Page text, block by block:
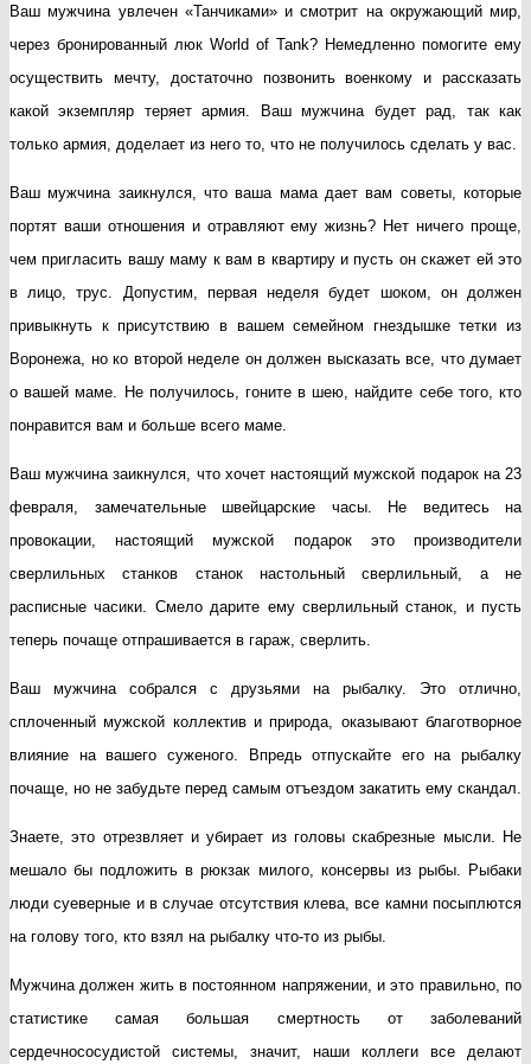
Ваш мужчина увлечен «Танчиками» и смотрит на окружающий мир,
через бронированный люк World of Tank? Немедленно помогите ему
осуществить мечту, достаточно позвонить военкому и рассказать
какой экземпляр теряет армия. Ваш мужчина будет рад, так как
только армия, доделает из него то, что не получилось сделать у вас.
Ваш мужчина заикнулся, что ваша мама дает вам советы, которые
портят ваши отношения и отравляют ему жизнь? Нет ничего проще,
чем пригласить вашу маму к вам в квартиру и пусть он скажет ей это
в лицо, трус. Допустим, первая неделя будет шоком, он должен
привыкнуть к присутствию в вашем семейном гнездышке тетки из
Воронежа, но ко второй неделе он должен высказать все, что думает
о вашей маме. Не получилось, гоните в шею, найдите себе того, кто
понравится вам и больше всего маме.
Ваш мужчина заикнулся, что хочет настоящий мужской подарок на 23
февраля, замечательные швейцарские часы. Не ведитесь на
провокации, настоящий мужской подарок это производители
сверлильных станков станок настольный сверлильный , а не
расписные часики. Смело дарите ему сверлильный станок, и пусть
теперь почаще отпрашивается в гараж, сверлить.
Ваш мужчина собрался с друзьями на рыбалку. Это отлично,
сплоченный мужской коллектив и природа, оказывают благотворное
влияние на вашего суженого. Впредь отпускайте его на рыбалку
почаще, но не забудьте перед самым отъездом закатить ему скандал.
Знаете, это отрезвляет и убирает из головы скабрезные мысли. Не
мешало бы подложить в рюкзак милого, консервы из рыбы. Рыбаки
люди суеверные и в случае отсутствия клева, все камни посыплются
на голову того, кто взял на рыбалку что-то из рыбы.
Мужчина должен жить в постоянном напряжении, и это правильно, по
статистике самая большая смертность от заболеваний
сердечнососудистой системы, значит, наши коллеги все делают